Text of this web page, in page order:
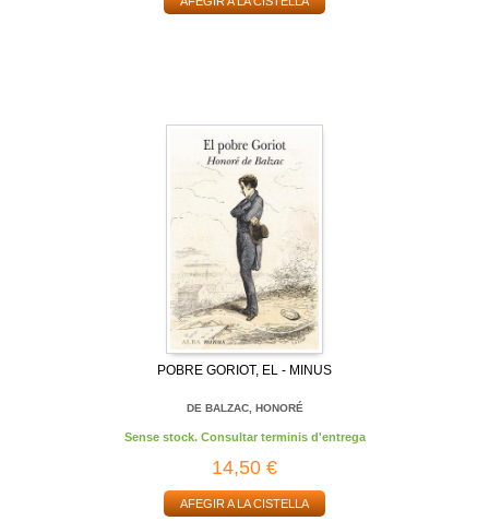
POBRE GORIOT, EL - MINUS
DE BALZAC, HONORÉ
Sense stock. Consultar terminis d'entrega
14,50 €
AFEGIR A LA CISTELLA